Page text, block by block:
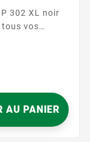
imprimantes
AU PANIER